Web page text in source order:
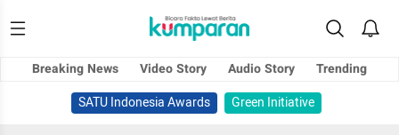
Breaking News Video Story Audio Story
Trending
SATU Indonesia Awards
Green Initiative